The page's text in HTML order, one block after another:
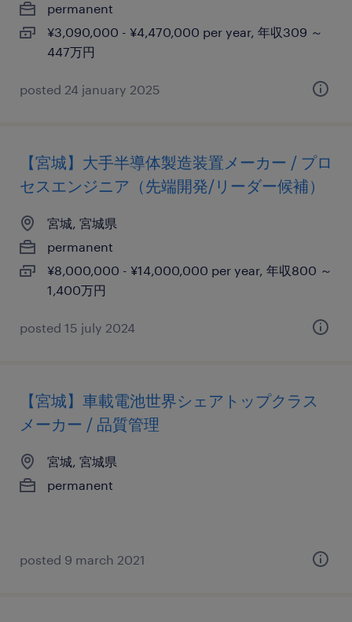
permanent
¥3,090,000 - ¥4,470,000 per year, 年収309 ～
447万円
posted 24 january 2025
【宮城】大手半導体製造装置メーカー / プロ
セスエンジニア（先端開発/リーダー候補）
宮城, 宮城県
permanent
¥8,000,000 - ¥14,000,000 per year, 年収800 ～
1,400万円
posted 15 july 2024
【宮城】車載電池世界シェアトップクラス
メーカー / 品質管理
宮城, 宮城県
permanent
posted 9 march 2021